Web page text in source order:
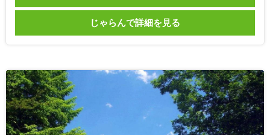
じゃらんで詳細を見る